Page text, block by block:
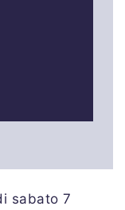
sabato 7